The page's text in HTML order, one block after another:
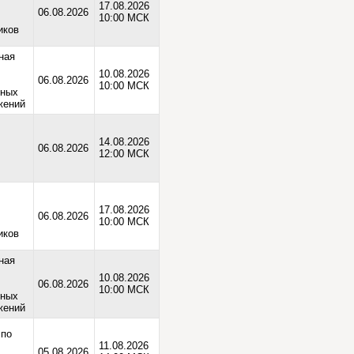
06.08.2026
17.08.2026
10:00 МСК
06.08.2026
10.08.2026
10:00 МСК
06.08.2026
14.08.2026
12:00 МСК
06.08.2026
17.08.2026
10:00 МСК
06.08.2026
10.08.2026
10:00 МСК
11.08.2026